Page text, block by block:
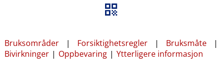
Bruksområder | Forsiktighetsregler | Bruksmåte |
Bivirkninger | Oppbevaring | Ytterligere informasjon